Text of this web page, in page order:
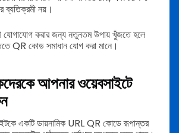
ব্যতিক্রমী নয়।
যোগাযোগ করার জন্য নতুনতম উপায় খুঁজতে হলে
QR কোড সমাধান যোগ করা মানে।
আপনার ওয়েবসাইটে
একটি ডায়নামিক URL QR কোডে রূপান্তর